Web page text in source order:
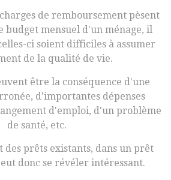
de remboursement pèsent
budget mensuel d'un ménage, il
ci soient difficiles à assumer
de la qualité de vie.
être la conséquence d'une
d'importantes dépenses
d'emploi, d'un problème
de santé, etc.
prêts existants, dans un prêt
donc se révéler intéressant.